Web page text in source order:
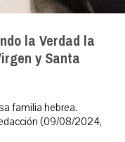
la Verdad la
y Santa
familia hebrea.
(09/08/2024,